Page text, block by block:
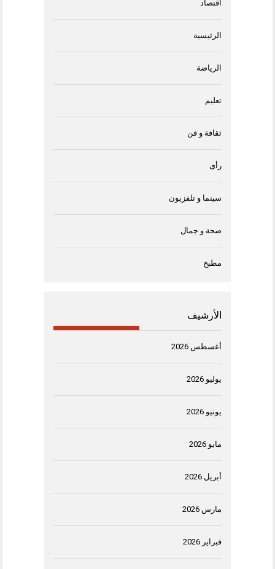
اقتصاد
الرئيسية
الرياضة
تعليم
ثقافة و فن
رأى
سينما و تلفزيون
صحة و جمال
مطبخ
الأرشيف
أغسطس 2026
يوليو 2026
يونيو 2026
مايو 2026
أبريل 2026
مارس 2026
فبراير 2026